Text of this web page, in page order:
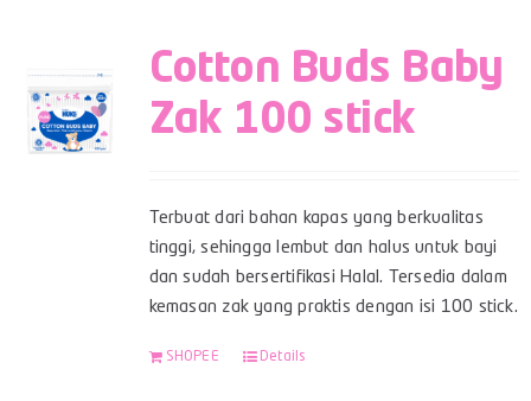
Cotton Buds Baby
Zak 100 stick
Terbuat dari bahan kapas yang berkualitas
tinggi, sehingga lembut dan halus untuk bayi
dan sudah bersertifikasi Halal. Tersedia dalam
kemasan zak yang praktis dengan isi 100 stick.
SHOPEE Details